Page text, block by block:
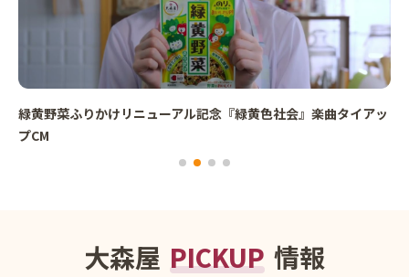
緑黄野菜ふりかけリニューアル記念『緑黄色社会』楽曲タイアッ
プCM
大森屋 PICKUP 情報